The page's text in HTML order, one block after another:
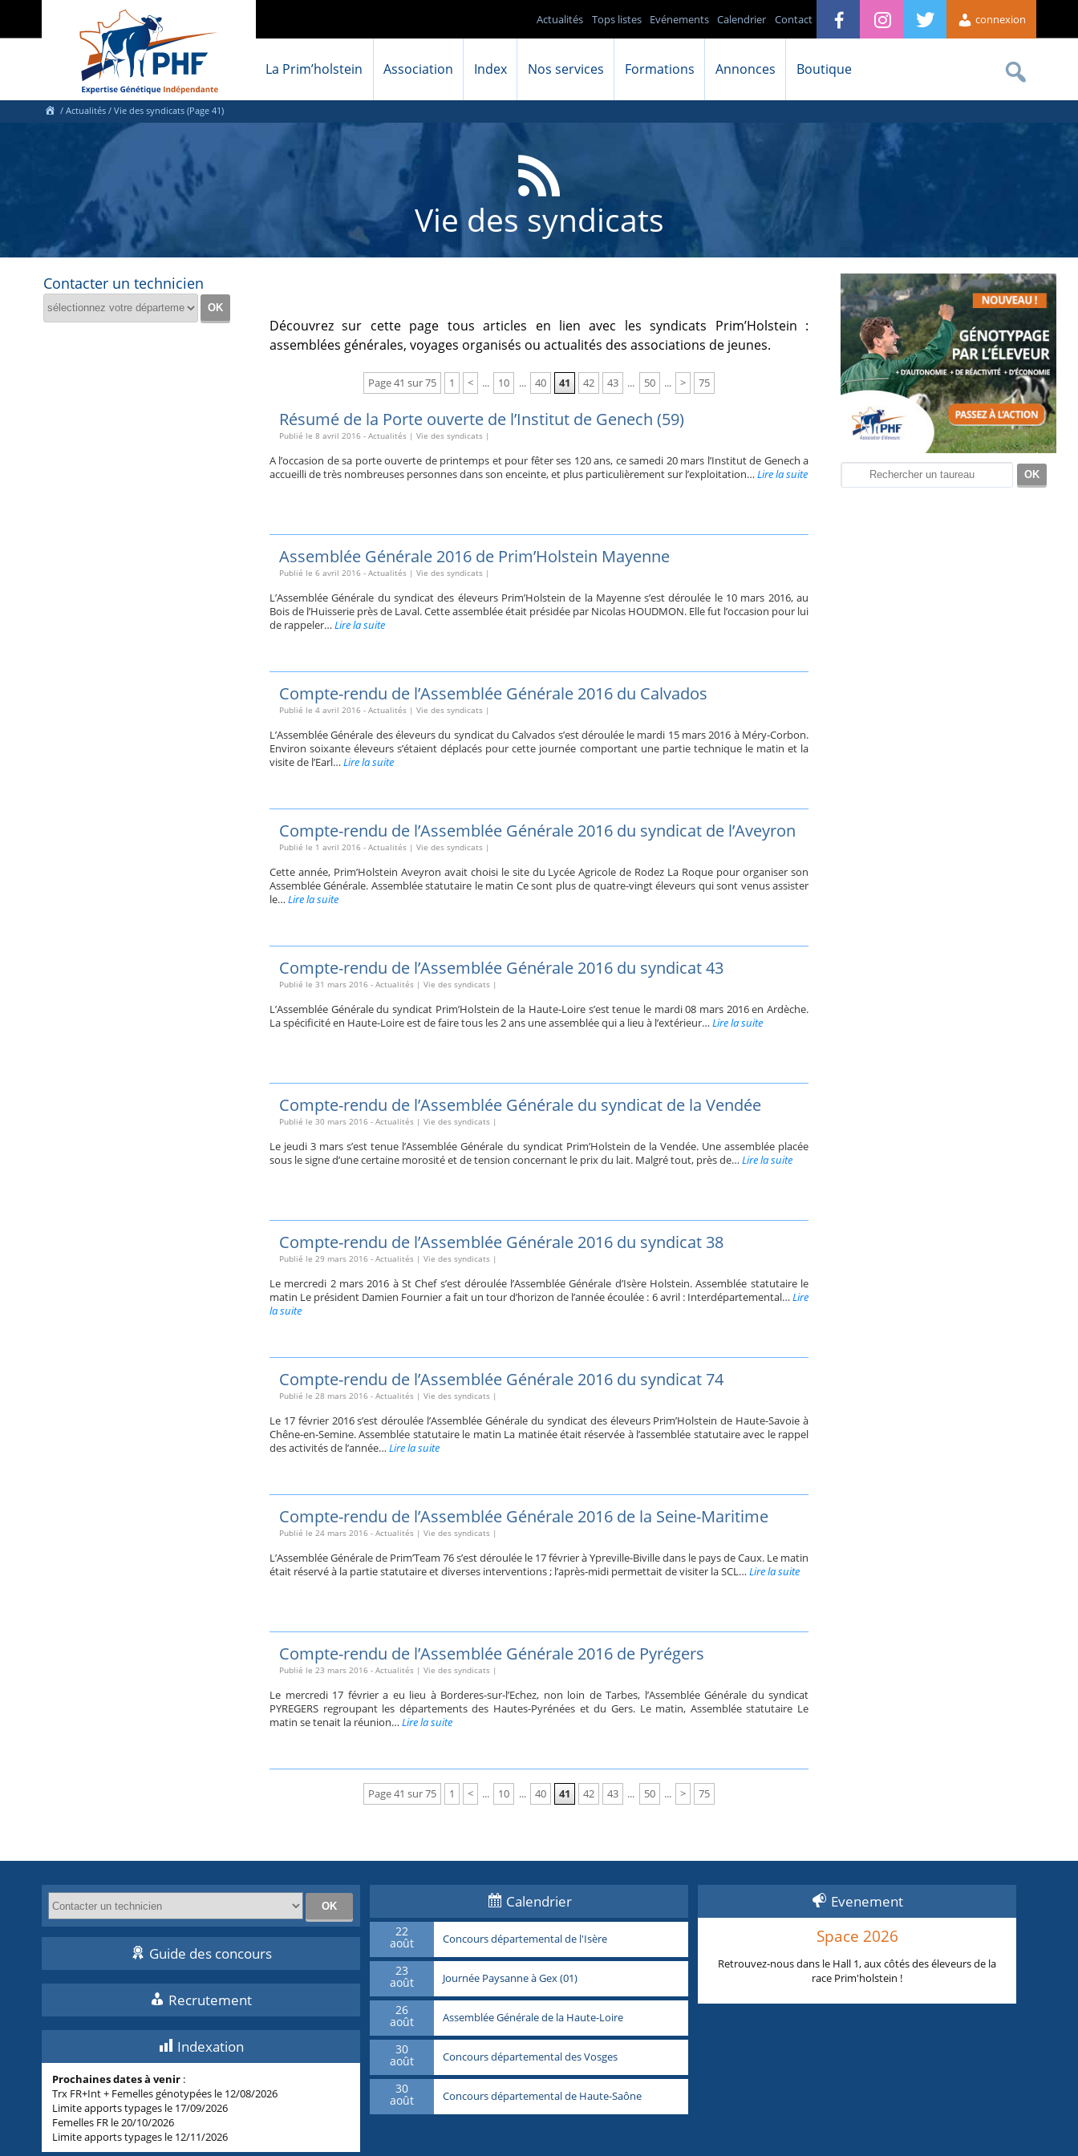
connexion
Contact
Calendrier
Evénements
Tops listes
Actualités
La Prim’holstein Association Index Nos services Formations Annonces Boutique
/ Actualités / Vie des syndicats (Page 41)
Vie des syndicats
Contacter un technicien
Découvrez sur cette page tous articles en lien avec les syndicats Prim’Holstein :
assemblées générales, voyages organisés ou actualités des associations de jeunes.
Page 41 sur 75 1 < ... 10 ... 40 41 42 43 ... 50 ... > 75
Résumé de la Porte ouverte de l’Institut de Genech (59)
Publié le 8 avril 2016 - Actualités | Vie des syndicats |
A l’occasion de sa porte ouverte de printemps et pour fêter ses 120 ans, ce samedi 20 mars l’Institut de Genech a
accueilli de très nombreuses personnes dans son enceinte, et plus particulièrement sur l’exploitation… Lire la suite
Assemblée Générale 2016 de Prim’Holstein Mayenne
Publié le 6 avril 2016 - Actualités | Vie des syndicats |
L’Assemblée Générale du syndicat des éleveurs Prim’Holstein de la Mayenne s’est déroulée le 10 mars 2016, au
Bois de l’Huisserie près de Laval. Cette assemblée était présidée par Nicolas HOUDMON. Elle fut l’occasion pour lui
de rappeler… Lire la suite
Compte-rendu de l’Assemblée Générale 2016 du Calvados
Publié le 4 avril 2016 - Actualités | Vie des syndicats |
L’Assemblée Générale des éleveurs du syndicat du Calvados s’est déroulée le mardi 15 mars 2016 à Méry-Corbon.
Environ soixante éleveurs s’étaient déplacés pour cette journée comportant une partie technique le matin et la
visite de l’Earl… Lire la suite
Compte-rendu de l’Assemblée Générale 2016 du syndicat de l’Aveyron
Publié le 1 avril 2016 - Actualités | Vie des syndicats |
Cette année, Prim’Holstein Aveyron avait choisi le site du Lycée Agricole de Rodez La Roque pour organiser son
Assemblée Générale. Assemblée statutaire le matin Ce sont plus de quatre-vingt éleveurs qui sont venus assister
le… Lire la suite
Compte-rendu de l’Assemblée Générale 2016 du syndicat 43
Publié le 31 mars 2016 - Actualités | Vie des syndicats |
L’Assemblée Générale du syndicat Prim’Holstein de la Haute-Loire s’est tenue le mardi 08 mars 2016 en Ardèche.
La spécificité en Haute-Loire est de faire tous les 2 ans une assemblée qui a lieu à l’extérieur… Lire la suite
Compte-rendu de l’Assemblée Générale du syndicat de la Vendée
Publié le 30 mars 2016 - Actualités | Vie des syndicats |
Le jeudi 3 mars s’est tenue l’Assemblée Générale du syndicat Prim’Holstein de la Vendée. Une assemblée placée
sous le signe d’une certaine morosité et de tension concernant le prix du lait. Malgré tout, près de… Lire la suite
Compte-rendu de l’Assemblée Générale 2016 du syndicat 38
Publié le 29 mars 2016 - Actualités | Vie des syndicats |
Le mercredi 2 mars 2016 à St Chef s’est déroulée l’Assemblée Générale d’Isère Holstein. Assemblée statutaire le
matin Le président Damien Fournier a fait un tour d’horizon de l’année écoulée : 6 avril : Interdépartemental… Lire
la suite
Compte-rendu de l’Assemblée Générale 2016 du syndicat 74
Publié le 28 mars 2016 - Actualités | Vie des syndicats |
Le 17 février 2016 s’est déroulée l’Assemblée Générale du syndicat des éleveurs Prim’Holstein de Haute-Savoie à
Chêne-en-Semine. Assemblée statutaire le matin La matinée était réservée à l’assemblée statutaire avec le rappel
des activités de l’année… Lire la suite
Compte-rendu de l’Assemblée Générale 2016 de la Seine-Maritime
Publié le 24 mars 2016 - Actualités | Vie des syndicats |
L’Assemblée Générale de Prim’Team 76 s’est déroulée le 17 février à Ypreville-Biville dans le pays de Caux. Le matin
était réservé à la partie statutaire et diverses interventions ; l’après-midi permettait de visiter la SCL… Lire la suite
Compte-rendu de l’Assemblée Générale 2016 de Pyrégers
Publié le 23 mars 2016 - Actualités | Vie des syndicats |
Le mercredi 17 février a eu lieu à Borderes-sur-l’Echez, non loin de Tarbes, l’Assemblée Générale du syndicat
PYREGERS regroupant les départements des Hautes-Pyrénées et du Gers. Le matin, Assemblée statutaire Le
matin se tenait la réunion… Lire la suite
Page 41 sur 75 1 < ... 10 ... 40 41 42 43 ... 50 ... > 75
Guide des concours
Recrutement
Indexation
Prochaines dates à venir :
Trx FR+Int + Femelles génotypées le 12/08/2026
Limite apports typages le 17/09/2026
Femelles FR le 20/10/2026
Limite apports typages le 12/11/2026
Calendrier
22
août Concours départemental de l'Isère
23
août Journée Paysanne à Gex (01)
26
août Assemblée Générale de la Haute-Loire
30
août Concours départemental des Vosges
30
août Concours départemental de Haute-Saône
Evenement
Space 2026
Retrouvez-nous dans le Hall 1, aux côtés des éleveurs de la
race Prim'holstein !